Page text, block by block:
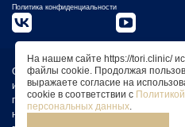
Политика конфиденциальности
Обращаем Ваше внимание на то, что
информация не является публичной
положениями статьи 437
на услуги Клиники, а также
На нашем сайте https://tori.clinic/
файлы cookie. Продолжая
выражаете согласие на
cookie в соответствии с
персональных данных.